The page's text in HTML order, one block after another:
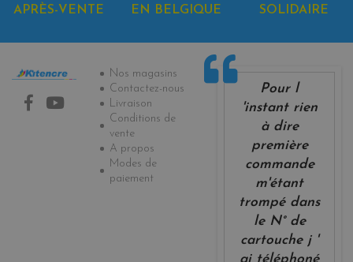
APRÈS-VENTE
EN BELGIQUE
SOLIDAIRE
Informations
Nos magasins
Contactez-nous
Livraison
Conditions de
vente
A propos
Modes de
paiement
Pour l
'instant rien
à dire
première
commande
m'étant
trompé dans
le N° de
cartouche j '
ai téléphoné